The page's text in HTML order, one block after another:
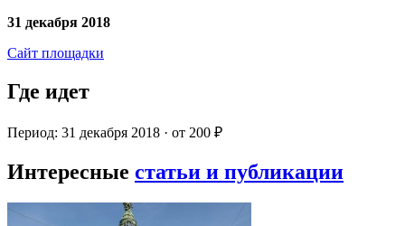
31 декабря 2018
Сайт площадки
Где идет
Период: 31 декабря 2018 · от 200 ₽
Интересные статьи и публикации